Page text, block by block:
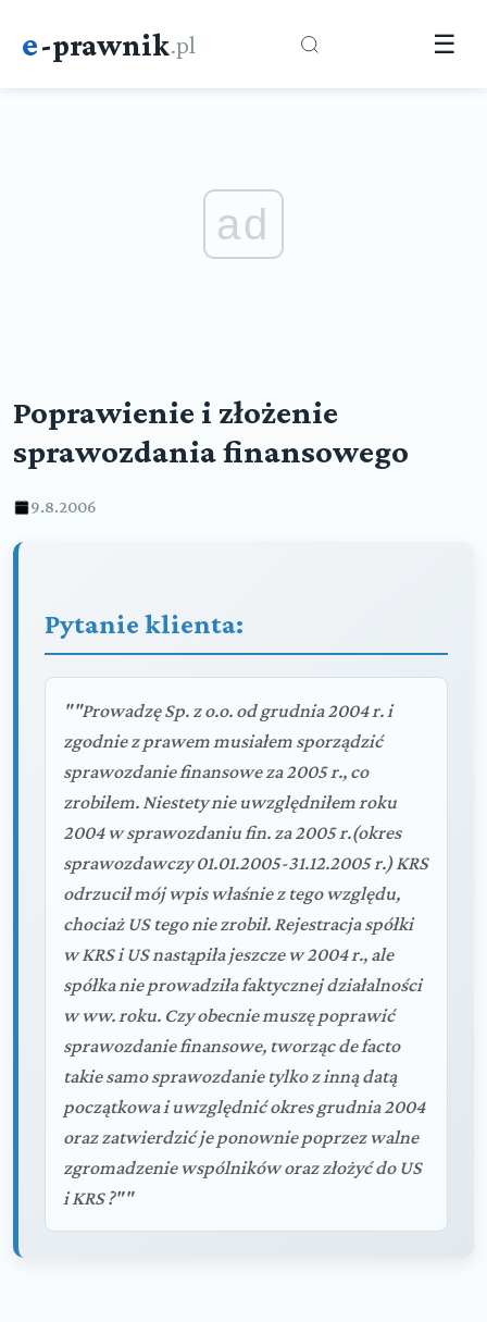
e-prawnik.pl ☰
ad
Poprawienie i złożenie
sprawozdania finansowego
9.8.2006
Pytanie klienta:
""Prowadzę Sp. z o.o. od grudnia 2004 r. i
zgodnie z prawem musiałem sporządzić
sprawozdanie finansowe za 2005 r., co
zrobiłem. Niestety nie uwzględniłem roku
2004 w sprawozdaniu fin. za 2005 r.(okres
sprawozdawczy 01.01.2005-31.12.2005 r.) KRS
odrzucił mój wpis właśnie z tego względu,
chociaż US tego nie zrobił. Rejestracja spółki
w KRS i US nastąpiła jeszcze w 2004 r., ale
spółka nie prowadziła faktycznej działalności
w ww. roku. Czy obecnie muszę poprawić
sprawozdanie finansowe, tworząc de facto
takie samo sprawozdanie tylko z inną datą
początkowa i uwzględnić okres grudnia 2004
oraz zatwierdzić je ponownie poprzez walne
zgromadzenie wspólników oraz złożyć do US
i KRS ?""